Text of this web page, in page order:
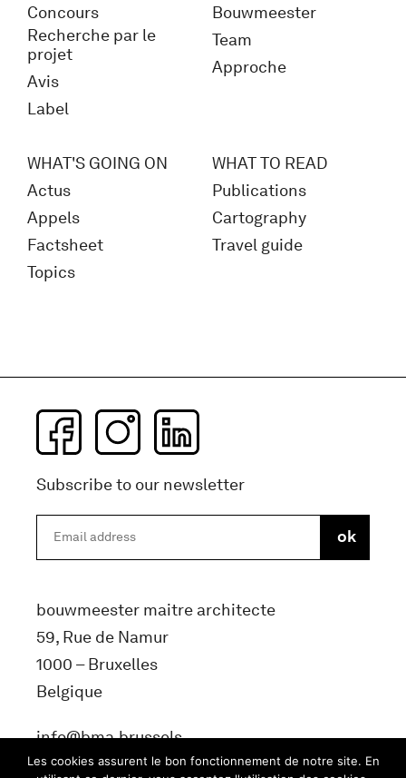
Concours
Recherche par le
projet
Avis
Label
Bouwmeester
Team
Approche
WHAT'S GOING ON
Actus
Appels
Factsheet
Topics
WHAT TO READ
Publications
Cartography
Travel guide
Subscribe to our newsletter
bouwmeester maitre architecte
59, Rue de Namur
1000 – Bruxelles
Belgique
info@bma.brussels
Les cookies assurent le bon fonctionnement de notre site. En